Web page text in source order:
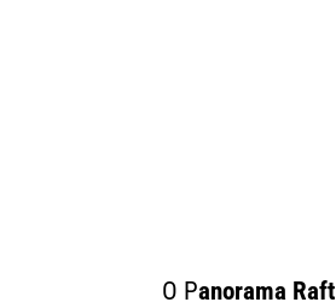
O Panorama Raft